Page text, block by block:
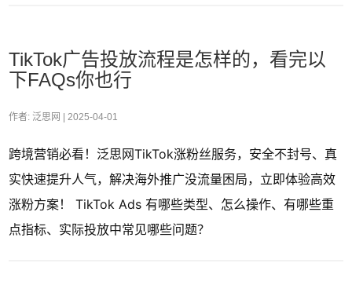
TikTok广告投放流程是怎样的，看完以
下FAQs你也行
作者: 泛思网 | 2025-04-01
跨境营销必看！泛思网TikTok涨粉丝服务，安全不封号、真
实快速提升人气，解决海外推广没流量困局，立即体验高效
涨粉方案！ TikTok Ads 有哪些类型、怎么操作、有哪些重
点指标、实际投放中常见哪些问题？